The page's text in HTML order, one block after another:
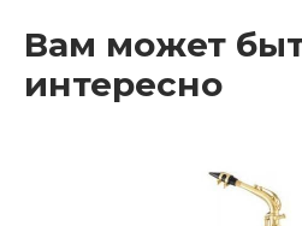
Вам может
интересно